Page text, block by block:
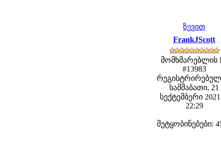
ზევით
FrankJScott
მომხმარებლის
#13983
სამშაბათი, 21
სექტემბერი
22:29
შეტყობინებები: